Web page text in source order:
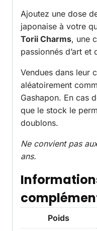
Ajoutez une dose
japonaise à votre
Torii Charms, une
passionnés d’art et
Vendues dans leur
aléatoirement
Gashapon. En cas
que le stock le
doublons.
Ne convient pas
ans.
Poids